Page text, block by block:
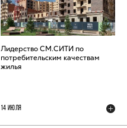
Лидерство СМ.СИТИ по
потребительским качествам
жилья
14 ИЮЛЯ